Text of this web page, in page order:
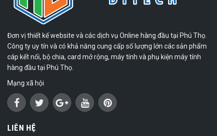
Đơn vị thiết kế website và các dịch vụ Online hàng đầu tại Phú Thọ.
Công ty uy tín và có khả năng cung cấp số lượng lớn các sản phẩm
cáp kết nối, bộ chia, card mở rộng, máy tính và phụ kiện máy tính
hàng đầu tại Phú Thọ.
Mạng xã hội
LIÊN HỆ